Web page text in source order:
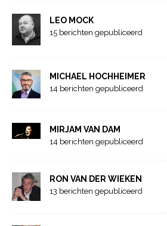
LEO MOCK
15 berichten gepubliceerd
MICHAEL HOCHHEIMER
14 berichten gepubliceerd
MIRJAM VAN DAM
14 berichten gepubliceerd
RON VAN DER WIEKEN
13 berichten gepubliceerd